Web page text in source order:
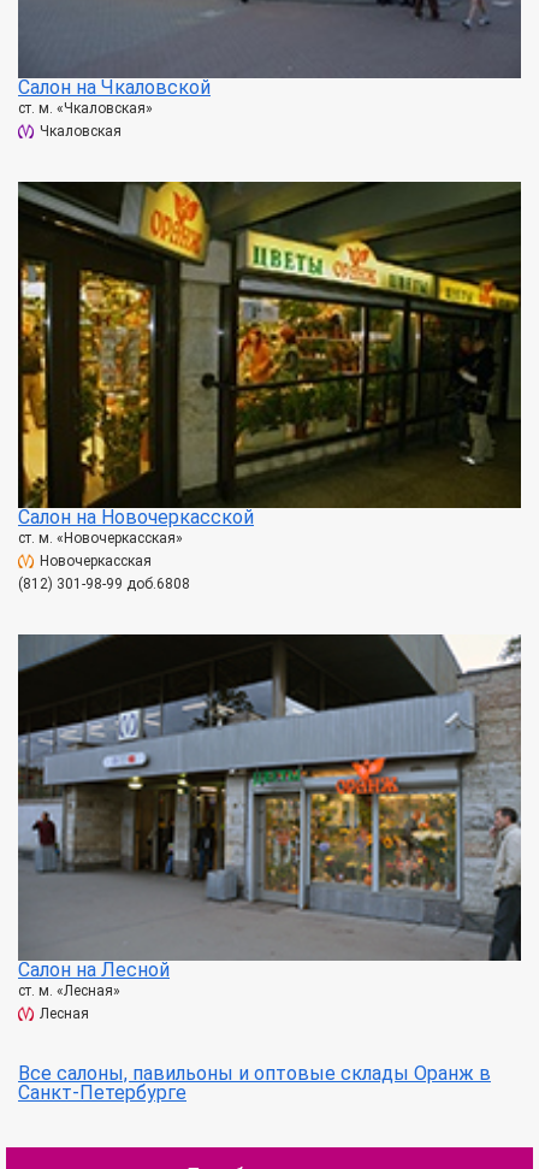
Салон на Чкаловской
ст. м. «Чкаловская»
Чкаловская
Салон на Новочеркасской
ст. м. «Новочеркасская»
Новочеркасская
(812) 301-98-99 доб.6808
Салон на Лесной
ст. м. «Лесная»
Лесная
Все салоны, павильоны и оптовые склады Оранж в
Санкт-Петербурге